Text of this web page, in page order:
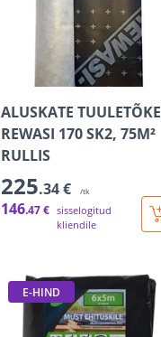
ALUSKATE TUULETÕKE
REWASI 170 SK2, 75M²
RULLIS
225.34 € /tk
146.47 € sisselogitud
kliendile
E-HIND